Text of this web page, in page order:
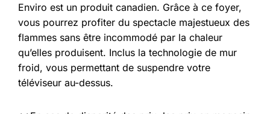
Enviro est un produit canadien. Grâce à ce foyer,
vous pourrez profiter du spectacle majestueux des
flammes sans être incommodé par la chaleur
qu’elles produisent. Inclus la technologie de mur
froid, vous permettant de suspendre votre
téléviseur au-dessus.